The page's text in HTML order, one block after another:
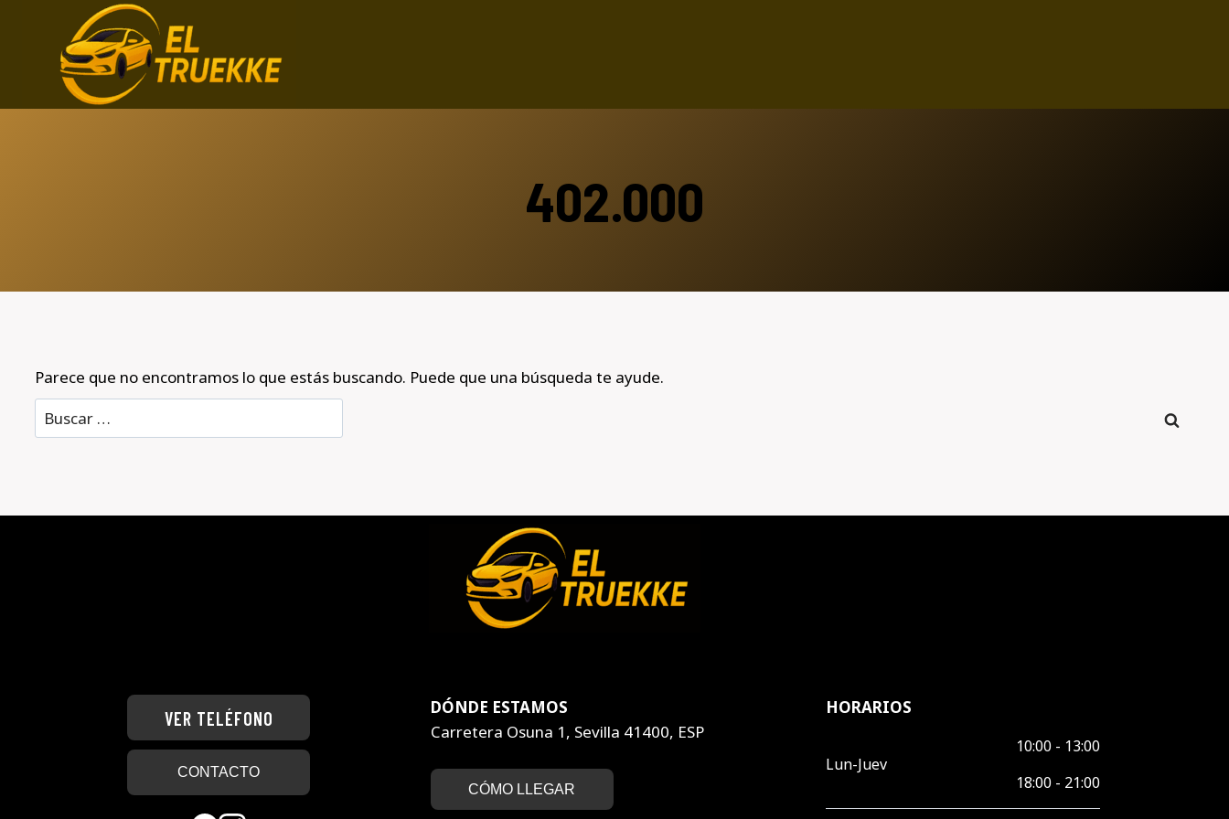
contenido
402.000
Parece que no encontramos lo que estás buscando. Puede que una búsqueda te ayude.
Buscar:
VER TELÉFONO
CONTACTO
DÓNDE ESTAMOS
Carretera Osuna 1, Sevilla 41400, ESP
CÓMO LLEGAR
HORARIOS
Lun-Juev
10:00 - 13:00
18:00 - 21:00